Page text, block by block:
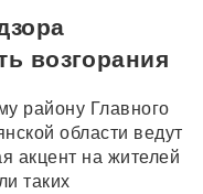
возгорания
району Главного
области ведут
акцент на жителей
таких